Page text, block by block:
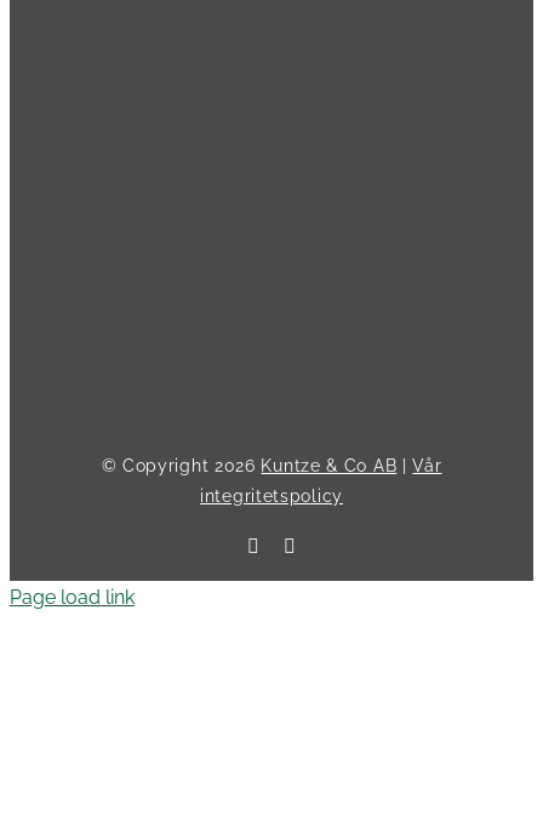
© Copyright 2026 Kuntze & Co AB |Vår
integritetspolicy
Facebook
Page load link